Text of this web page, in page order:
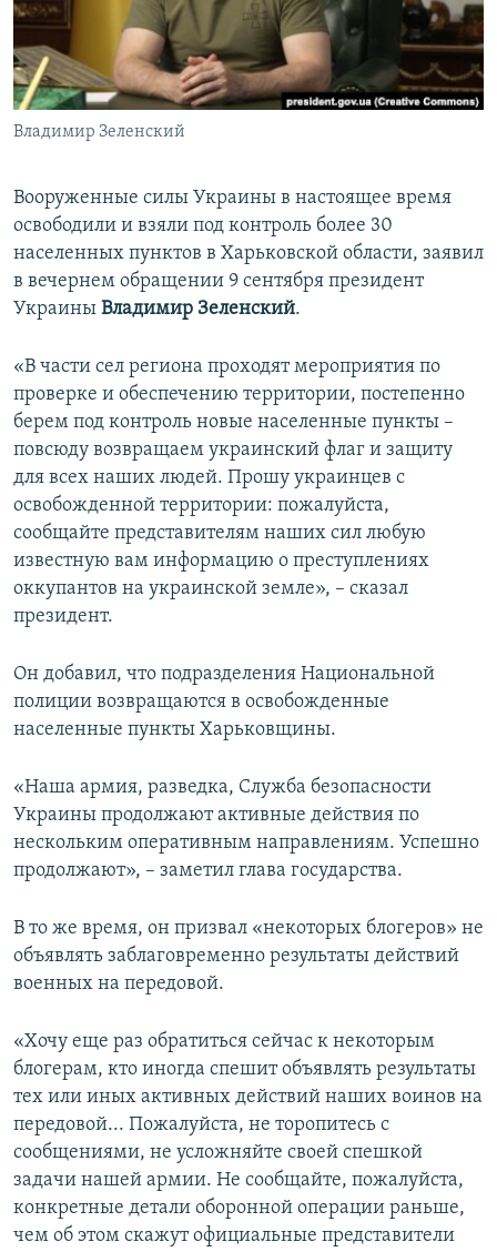
ПОБЕДИТЕЛЕЙ НЕ СУДЯТ?
КРЫМ.НЕПОКОРЕННЫЙ
ELIFBE
УКРАИНСКАЯ ПРОБЛЕМА КРЫМА
ПРИСОЕДИНЯЙТЕСЬ!
Владимир Зеленский
Вооруженные силы Украины в настоящее время
освободили и взяли под контроль более 30
населенных пунктов в Харьковской области, заявил
в вечернем обращении 9 сентября президент
Украины Владимир Зеленский.
«В части сел региона проходят мероприятия по
проверке и обеспечению территории, постепенно
берем под контроль новые населенные пункты –
повсюду возвращаем украинский флаг и защиту
для всех наших людей. Прошу украинцев с
освобожденной территории: пожалуйста,
сообщайте представителям наших сил любую
известную вам информацию о преступлениях
оккупантов на украинской земле», – сказал
президент.
Он добавил, что подразделения Национальной
полиции возвращаются в освобожденные
населенные пункты Харьковщины.
«Наша армия, разведка, Служба безопасности
Украины продолжают активные действия по
нескольким оперативным направлениям. Успешно
продолжают», – заметил глава государства.
В то же время, он призвал «некоторых блогеров» не
объявлять заблаговременно результаты действий
военных на передовой.
«Хочу еще раз обратиться сейчас к некоторым
блогерам, кто иногда спешит объявлять результаты
тех или иных активных действий наших воинов на
передовой... Пожалуйста, не торопитесь с
сообщениями, не усложняйте своей спешкой
задачи нашей армии. Не сообщайте, пожалуйста,
конкретные детали оборонной операции раньше,
чем об этом скажут официальные представители